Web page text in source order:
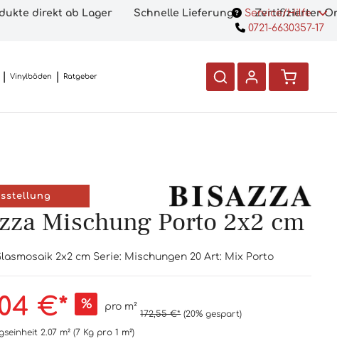
direkt ab Lager Schnelle Lieferung Zertifizierter
Service/Hilfe
0721-6630357-17
Vinylböden Ratgeber
Mischung Porto 2x2 cm
2x2 cm Serie: Mischungen 20 Art: Mix Porto
€* % pro m²
172,55 €* (20% gespart)
2.07 m²(7 Kg pro 1 m²)